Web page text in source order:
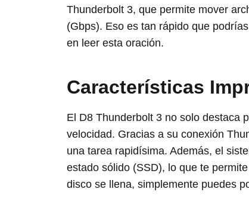
Thunderbolt 3, que permite mover
(Gbps). Eso es tan rápido que
en leer esta oración.
Características
El D8 Thunderbolt 3 no solo destaca
velocidad. Gracias a su conexión
una tarea rapidísima. Además, el
estado sólido (SSD), lo que te
disco se llena, simplemente puedes